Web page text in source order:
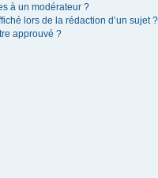
à un modérateur ?
lors de la rédaction d’un sujet ?
approuvé ?